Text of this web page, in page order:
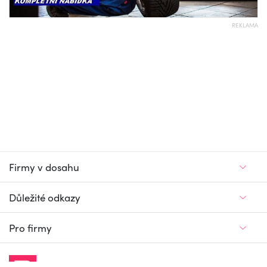
REKLAMA
Firmy v dosahu
Důležité odkazy
Pro firmy